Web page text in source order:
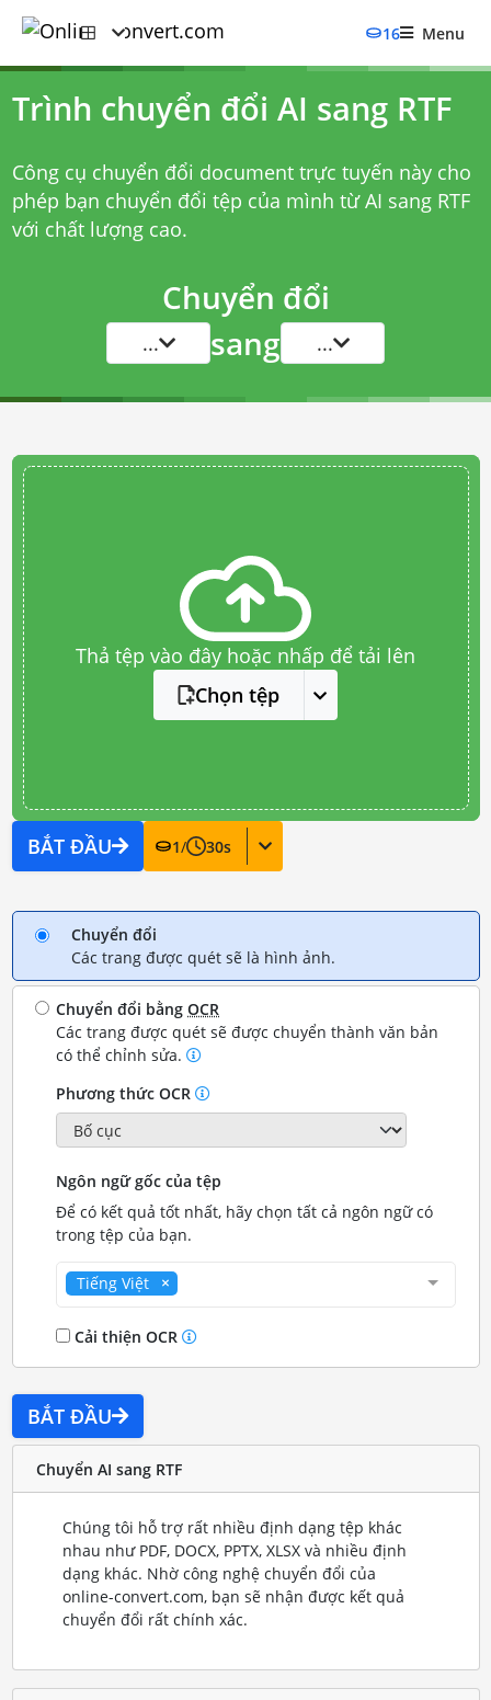
16 Menu
Trình chuyển đổi AI sang RTF
Công cụ chuyển đổi document trực tuyến này cho
phép bạn chuyển đổi tệp của mình từ AI sang RTF
với chất lượng cao.
Chuyển đổi
... sang ...
Thả tệp vào đây hoặc nhấp để tải lên
Chọn tệp
BẮT ĐẦU 1/ 30s
Chuyển đổi
Các trang được quét sẽ là hình ảnh.
Chuyển đổi bằngOCR
Các trang được quét sẽ được chuyển thành văn bản
có thể chỉnh sửa.
Phương thức OCR
Ngôn ngữ gốc của tệp
Để có kết quả tốt nhất, hãy chọn tất cả ngôn ngữ có
trong tệp của bạn.
Tiếng Việt
Cải thiện OCR
BẮT ĐẦU
Chuyển AI sang RTF
Chúng tôi hỗ trợ rất nhiều định dạng tệp khác
nhau như PDF, DOCX, PPTX, XLSX và nhiều định
dạng khác. Nhờ công nghệ chuyển đổi của
online-convert.com, bạn sẽ nhận được kết quả
chuyển đổi rất chính xác.